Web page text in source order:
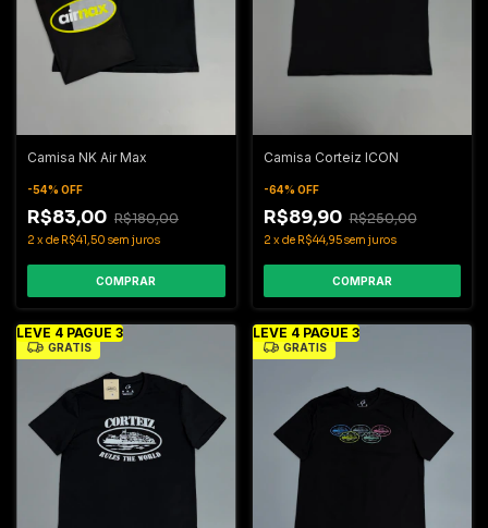
Camisa NK Air Max
-54% OFF
R$83,00 R$180,00
2 xde R$41,50 sem juros
COMPRAR
Camisa Corteiz ICON
-64% OFF
R$89,90 R$250,00
2 xde R$44,95sem juros
COMPRAR
LEVE 4 PAGUE 3
GRÁTIS
LEVE 4 PAGUE 3
GRÁTIS